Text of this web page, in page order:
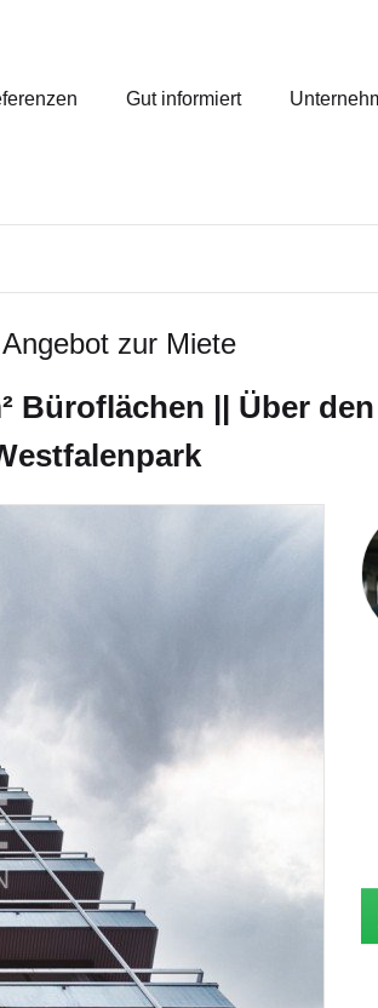
Gut informiert
zur Miete
Büroflächen || Über